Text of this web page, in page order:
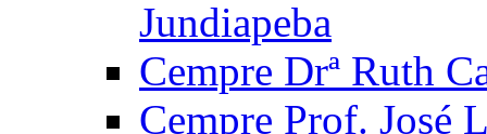
Jundiapeba
Cempre Drª Ruth
Cempre Prof. José